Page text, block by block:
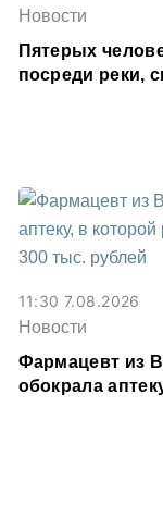
Новости
Пятерых
посреди реки,
11:30 7.08.2026
Новости
Фармацевт из
обокрала